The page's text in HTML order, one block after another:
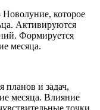
Новолуние, которое
Активируются
Формируется
месяца.
планов и задач,
месяца. Влияние
точки